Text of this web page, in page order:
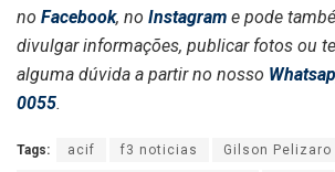
no Facebook, no Instagram e pode
divulgar informações, publicar fotos ou
alguma dúvida a partir no nosso
0055.
Tags: acif f3 noticias Gilson Pelizaro